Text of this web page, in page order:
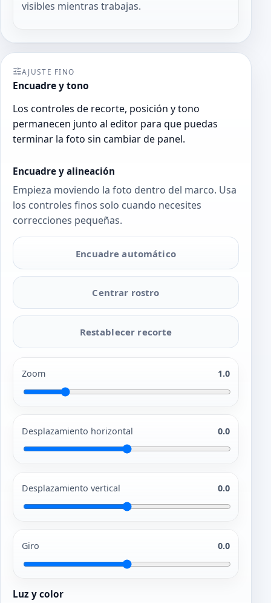
visibles mientras trabajas.
AJUSTE FINO
Encuadre y tono
Los controles de recorte, posición y tono
permanecen junto al editor para que puedas
terminar la foto sin cambiar de panel.
Encuadre y alineación
Empieza moviendo la foto dentro del marco. Usa
los controles finos solo cuando necesites
correcciones pequeñas.
Encuadre automático
Centrar rostro
Restablecer recorte
Zoom 1.0
Desplazamiento horizontal 0.0
Desplazamiento vertical 0.0
Giro 0.0
Luz y color